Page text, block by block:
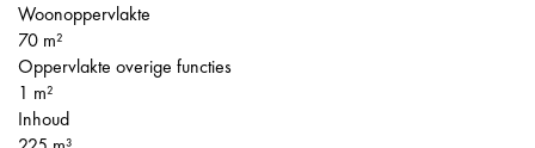
Woonoppervlakte
70 m²
Oppervlakte overige functies
1 m²
Inhoud